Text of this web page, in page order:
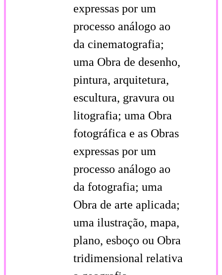
expressas por um
processo análogo ao
da cinematografia;
uma Obra de desenho,
pintura, arquitetura,
escultura, gravura ou
litografia; uma Obra
fotográfica e as Obras
expressas por um
processo análogo ao
da fotografia; uma
Obra de arte aplicada;
uma ilustração, mapa,
plano, esboço ou Obra
tridimensional relativa